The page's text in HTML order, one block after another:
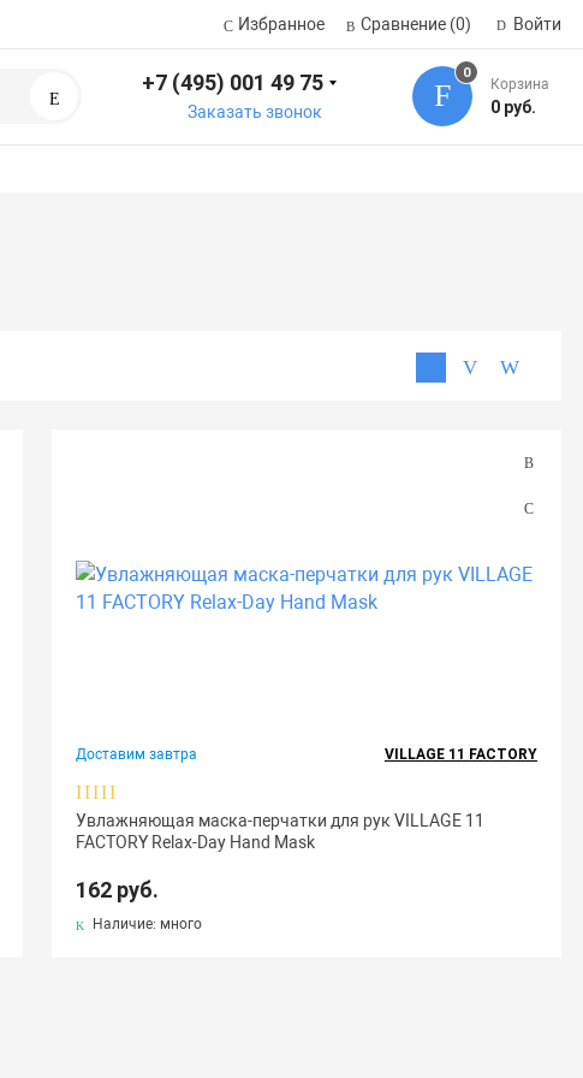
Избранное Сравнение (0) Войти
+7 (495) 001 49 75
Заказать звонок
0
Корзина
0 руб.
Доставим завтра VILLAGE 11 FACTORY
Увлажняющая маска-перчатки для рук VILLAGE 11
FACTORY Relax-Day Hand Mask
162 руб.
Наличие: много